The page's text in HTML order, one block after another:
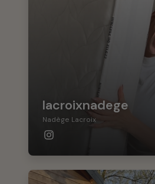
lacroixnadege
Nadège Lacroix